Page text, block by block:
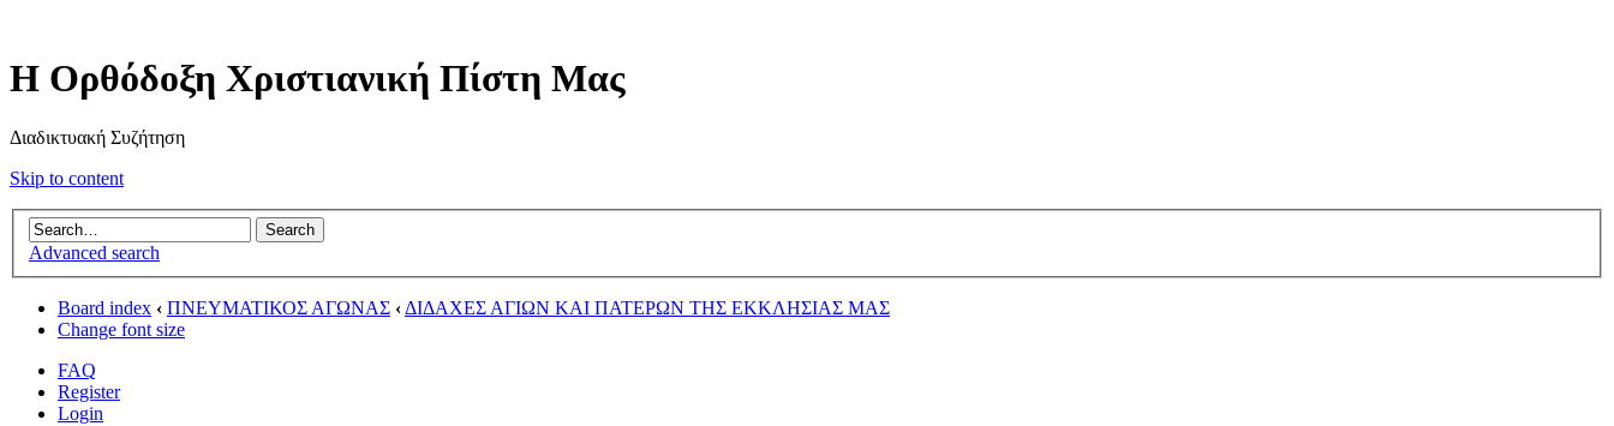
Η Ορθόδοξη Χριστιανική Πίστη Μας
Διαδικτυακή Συζήτηση
Skip to content
Advanced search
Board index ‹ ΠΝΕΥΜΑΤΙΚΟΣ ΑΓΩΝΑΣ ‹ΔΙΔΑΧΕΣ ΑΓΙΩΝ ΚΑΙ ΠΑΤΕΡΩΝ ΤΗΣ ΕΚΚΛΗΣΙΑΣ ΜΑΣ
Change font size
FAQ
Register
Login